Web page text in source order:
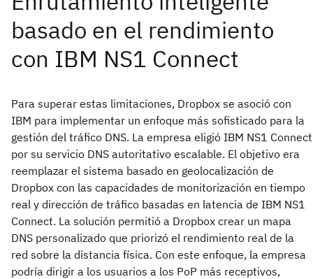
Para superar estas limitaciones, Dropbox se asoció con
IBM para implementar un enfoque más sofisticado para la
gestión del tráfico DNS. La empresa eligió IBM NS1 Connect
por su servicio DNS autoritativo escalable. El objetivo era
reemplazar el sistema basado en geolocalización de
Dropbox con las capacidades de monitorización en tiempo
real y dirección de tráfico basadas en latencia de IBM NS1
Connect. La solución permitió a Dropbox crear un mapa
DNS personalizado que priorizó el rendimiento real de la
red sobre la distancia física. Con este enfoque, la empresa
podría dirigir a los usuarios a los PoP más receptivos,